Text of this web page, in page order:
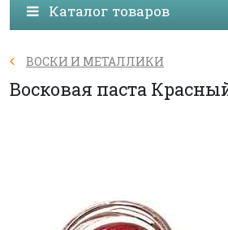
Каталог товаров
ВОСКИ И МЕТАЛЛИКИ
Восковая паста